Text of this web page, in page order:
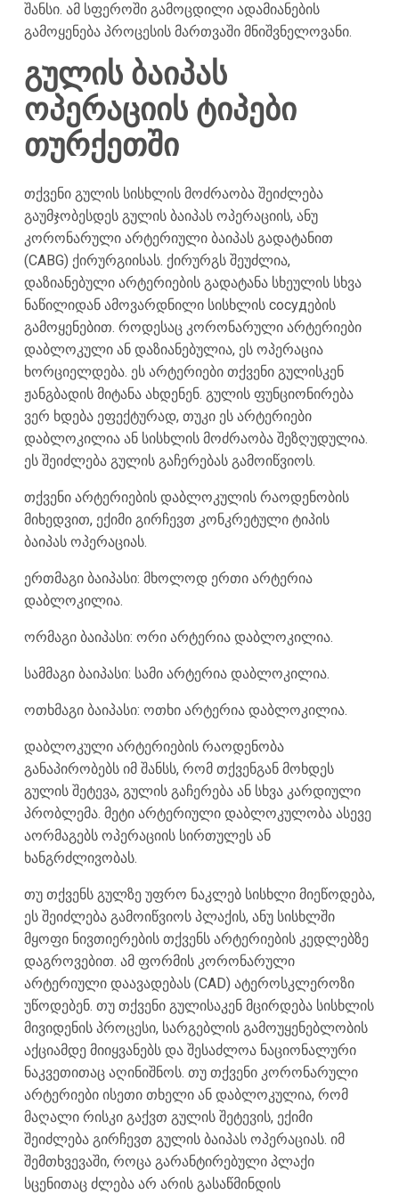
შანსი. ამ სფეროში გამოცდილი ადამიანების
გამოყენება პროცესის მართვაში მნიშვნელოვანი.
გულის ბაიპას
ოპერაციის ტიპები
თურქეთში
თქვენი გულის სისხლის მოძრაობა შეიძლება
გაუმჯობესდეს გულის ბაიპას ოპერაციის, ანუ
კორონარული არტერიული ბაიპას გადატანით
(CABG) ქირურგიისას. ქირურგს შეუძლია,
დაზიანებული არტერიების გადატანა სხეულის სხვა
ნაწილიდან ამოვარდნილი სისხლის сосудების
გამოყენებით. როდესაც კორონარული არტერიები
დაბლოკული ან დაზიანებულია, ეს ოპერაცია
ხორციელდება. ეს არტერიები თქვენი გულისკენ
ჟანგბადის მიტანა ახდენენ. გულის ფუნციონირება
ვერ ხდება ეფექტურად, თუკი ეს არტერიები
დაბლოკილია ან სისხლის მოძრაობა შეზღუდულია.
ეს შეიძლება გულის გაჩერებას გამოიწვიოს.
თქვენი არტერიების დაბლოკულის რაოდენობის
მიხედვით, ექიმი გირჩევთ კონკრეტული ტიპის
ბაიპას ოპერაციას.
ერთმაგი ბაიპასი: მხოლოდ ერთი არტერია
დაბლოკილია.
ორმაგი ბაიპასი: ორი არტერია დაბლოკილია.
სამმაგი ბაიპასი: სამი არტერია დაბლოკილია.
ოთხმაგი ბაიპასი: ოთხი არტერია დაბლოკილია.
დაბლოკული არტერიების რაოდენობა
განაპირობებს იმ შანსს, რომ თქვენგან მოხდეს
გულის შეტევა, გულის გაჩერება ან სხვა კარდიული
პრობლემა. მეტი არტერიული დაბლოკულობა ასევე
აორმაგებს ოპერაციის სირთულეს ან
ხანგრძლივობას.
თუ თქვენს გულზე უფრო ნაკლებ სისხლი მიეწოდება,
ეს შეიძლება გამოიწვიოს პლაქის, ანუ სისხლში
მყოფი ნივთიერების თქვენს არტერიების კედლებზე
დაგროვებით. ამ ფორმის კორონარული
არტერიული დაავადებას (CAD) ატეროსკლეროზი
უწოდებენ. თუ თქვენი გულისაკენ მცირდება სისხლის
მივიდენის პროცესი, სარგებლის გამოუყენებლობის
აქციამდე მიიყვანებს და შესაძლოა ნაციონალური
ნაკვეთითაც აღინიშნოს. თუ თქვენი კორონარული
არტერიები ისეთი თხელი ან დაბლოკულია, რომ
მაღალი რისკი გაქვთ გულის შეტევის, ექიმი
შეიძლება გირჩევთ გულის ბაიპას ოპერაციას. იმ
შემთხვევაში, როცა გარანტირებული პლაქი
სცენითაც ძლება არ არის გასაწმინდის